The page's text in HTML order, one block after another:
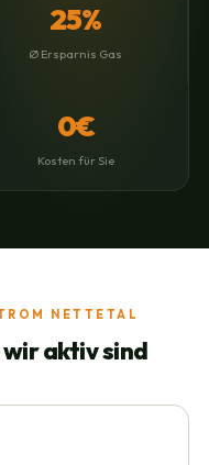
25%
Ø Ersparnis Gas
0€
Kosten für Sie
NETTETAL
aktiv sind